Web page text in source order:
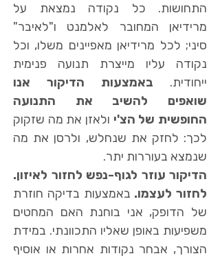
התחושות. כל נקודה נמצאת על
מרידיאן המחובר לאלמנט ו"לאיבר"
סיני; לכל מרידיאן מאפיינים משלו, וכל
נקודה עליו מייצרת תנועה פנימית
ייחודית. באמצעות הדיקור אנו
שואפים להשיב את התנועה
החופשית של הצ'י ולאזן את מה שזקוק
לכך: לחזק את שנחלש, ולרסן את מה
שנמצא בעוררות יתר.
הדיקור עוזר לגוף-נפש לחזור לאיזון.
לחזור לעצמו. באמצעות בדיקה חוזרת
של הדופק, אני בוחנת האם המחטים
משפיעות באופן שאליו התכוונתי. במידת
הצורך, אבחר נקודות אחרות או אוסיף